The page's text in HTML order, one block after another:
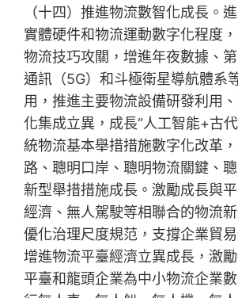
（十四）推進物流數智化成長。
實體硬件和物流運動數字化程度
物流技巧攻關，增進年夜數據、
通訊（5G）和斗極衛星導航體系
用，推進主要物流設備研發利用
化集成立異，成長“人工智能+古
統物流基本舉措措施數字化改革
路、聰明口岸、聰明物流關鍵、
新型舉措措施成長。激勵成長與
經濟、無人駕駛等相聯合的物流
優化治理尺度規范，支撐企業貿
增進物流平臺經濟立異成長，激
平臺和龍頭企業為中小物流企業